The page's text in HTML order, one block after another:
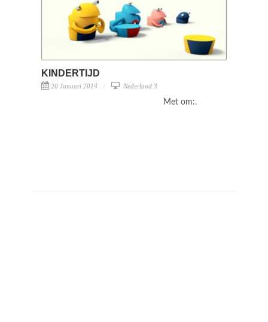
KINDERTIJD
20 Januari 2014 Nederland 3
Met om:.